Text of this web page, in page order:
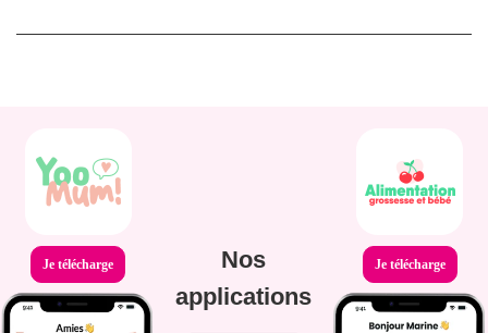
Je télécharge
Nos
applications
Je télécharge